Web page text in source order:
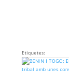
Etiquetes: